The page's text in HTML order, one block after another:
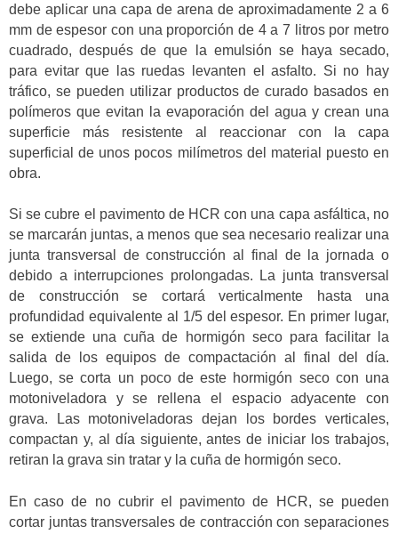
debe aplicar una capa de arena de aproximadamente 2 a 6
mm de espesor con una proporción de 4 a 7 litros por metro
cuadrado, después de que la emulsión se haya secado,
para evitar que las ruedas levanten el asfalto. Si no hay
tráfico, se pueden utilizar productos de curado basados en
polímeros que evitan la evaporación del agua y crean una
superficie más resistente al reaccionar con la capa
superficial de unos pocos milímetros del material puesto en
obra.
Si se cubre el pavimento de HCR con una capa asfáltica, no
se marcarán juntas, a menos que sea necesario realizar una
junta transversal de construcción al final de la jornada o
debido a interrupciones prolongadas. La junta transversal
de construcción se cortará verticalmente hasta una
profundidad equivalente al 1/5 del espesor. En primer lugar,
se extiende una cuña de hormigón seco para facilitar la
salida de los equipos de compactación al final del día.
Luego, se corta un poco de este hormigón seco con una
motoniveladora y se rellena el espacio adyacente con
grava. Las motoniveladoras dejan los bordes verticales,
compactan y, al día siguiente, antes de iniciar los trabajos,
retiran la grava sin tratar y la cuña de hormigón seco.
En caso de no cubrir el pavimento de HCR, se pueden
cortar juntas transversales de contracción con separaciones